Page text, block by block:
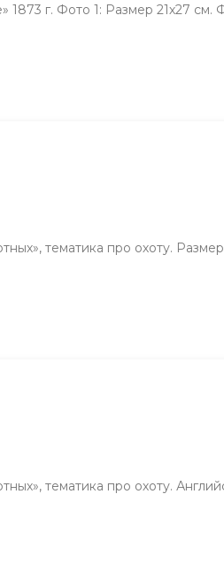
г. Фото 1: Размер 21х27 см.
тематика про охоту.
тематика про охоту.